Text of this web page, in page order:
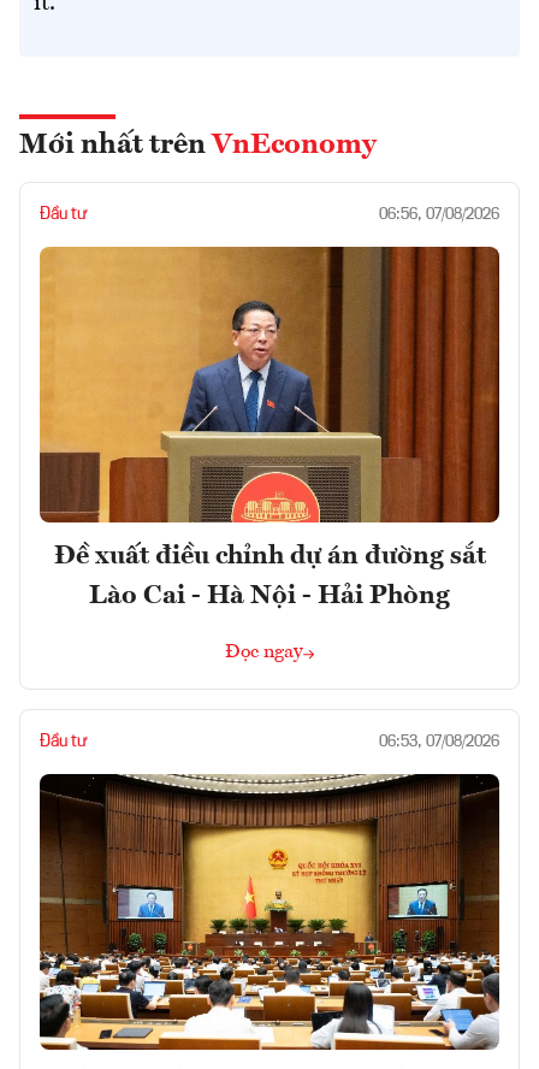
Mới nhất trên VnEconomy
Đầu tư 06:56, 07/08/2026
Đề xuất điều chỉnh dự án đường sắt
Lào Cai - Hà Nội - Hải Phòng
Đọc ngay
Đầu tư 06:53, 07/08/2026